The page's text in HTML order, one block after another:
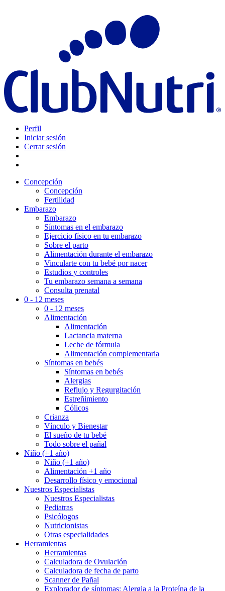
Perfil
Iniciar sesión
Cerrar sesión
Concepción
Concepción
Fertilidad
Embarazo
Embarazo
Síntomas en el embarazo
Ejercicio físico en tu embarazo
Sobre el parto
Alimentación durante el embarazo
Vincularte con tu bebé por nacer
Estudios y controles
Tu embarazo semana a semana
Consulta prenatal
0 - 12 meses
0 - 12 meses
Alimentación
Alimentación
Lactancia materna
Leche de fórmula
Alimentación complementaria
Síntomas en bebés
Síntomas en bebés
Alergias
Reflujo y Regurgitación
Estreñimiento
Cólicos
Crianza
Vínculo y Bienestar
El sueño de tu bebé
Todo sobre el pañal
Niño (+1 año)
Niño (+1 año)
Alimentación +1 año
Desarrollo físico y emocional
Nuestros Especialistas
Nuestros Especialistas
Pediatras
Psicólogos
Nutricionistas
Otras especialidades
Herramientas
Herramientas
Calculadora de Ovulación
Calculadora de fecha de parto
Scanner de Pañal
Explorador de síntomas: Alergia a la Proteína de la